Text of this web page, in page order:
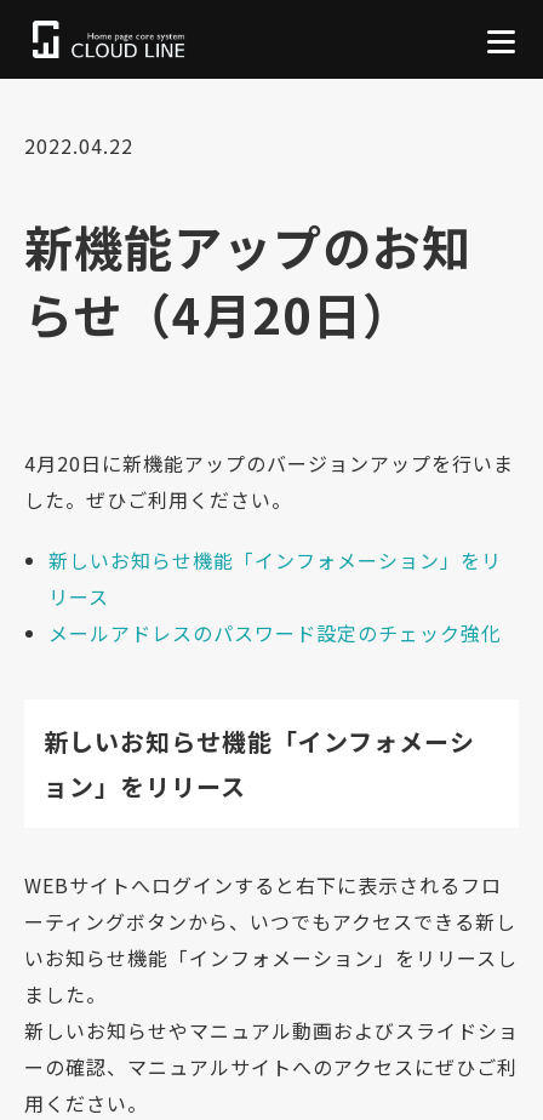
2022.04.22
新機能アップのお知
らせ（4月20日）
4月20日に新機能アップのバージョンアップを行いま
した。ぜひご利用ください。
新しいお知らせ機能「インフォメーション」をリ
リース
メールアドレスのパスワード設定のチェック強化
新しいお知らせ機能「インフォメーシ
ョン」をリリース
WEBサイトへログインすると右下に表示されるフロ
ーティングボタンから、いつでもアクセスできる新し
いお知らせ機能「インフォメーション」をリリースし
ました。
新しいお知らせやマニュアル動画およびスライドショ
ーの確認、マニュアルサイトへのアクセスにぜひご利
用ください。